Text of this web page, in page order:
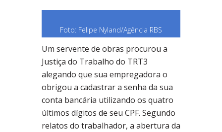
Foto: Felipe Nyland/Agência RBS
Um servente de obras procurou a
Justiça do Trabalho do TRT3
alegando que sua empregadora o
obrigou a cadastrar a senha da sua
conta bancária utilizando os quatro
últimos dígitos de seu CPF. Segundo
relatos do trabalhador, a abertura da